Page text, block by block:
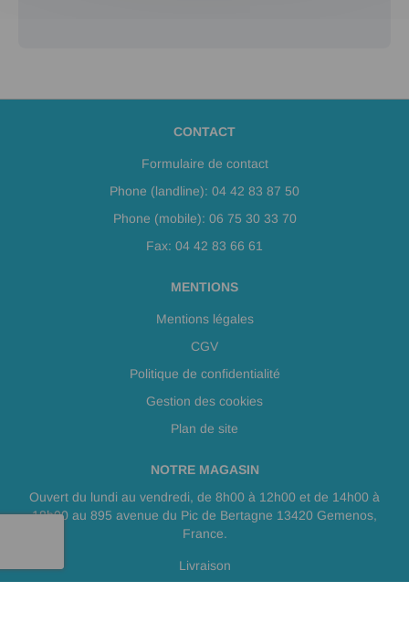
CONTACT
Formulaire de contact
Phone (landline): 04 42 83 87 50
Phone (mobile): 06 75 30 33 70
Fax: 04 42 83 66 61
MENTIONS
Mentions légales
CGV
Politique de confidentialité
Gestion des cookies
Plan de site
NOTRE MAGASIN
Ouvert du lundi au vendredi, de 8h00 à 12h00 et de 14h00 à
18h00 au 895 avenue du Pic de Bertagne 13420 Gemenos,
France.
Livraison